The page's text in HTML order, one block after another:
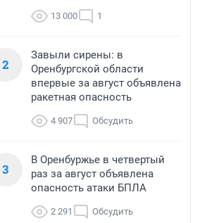
13 000 1
2
Завыли сирены: в
Оренбургской области
впервые за август объявлена
ракетная опасность
4 907 Обсудить
3
В Оренбуржье в четвертый
раз за август объявлена
опасность атаки БПЛА
2 291 Обсудить